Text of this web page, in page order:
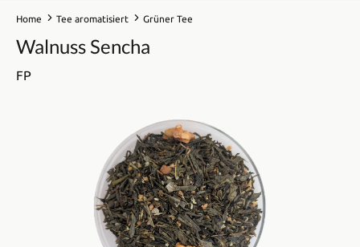
Home Tee aromatisiert Grüner Tee
Walnuss Sencha
FP
Bildergalerie überspringen